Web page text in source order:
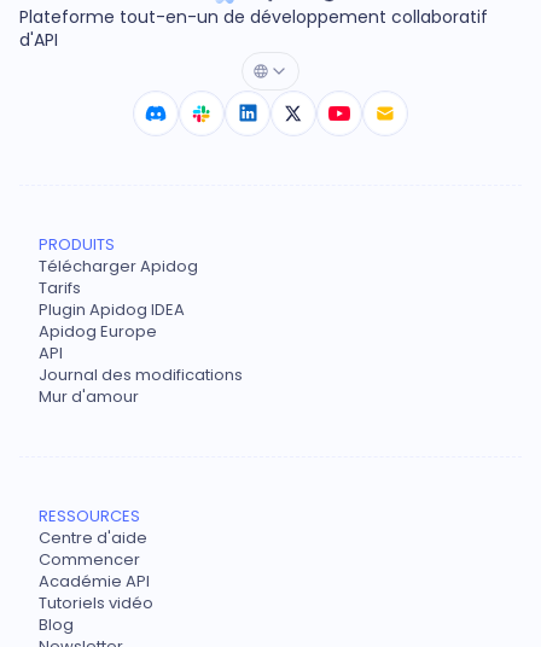
Plateforme tout-en-un de développement collaboratif
d'API
PRODUITS
Télécharger Apidog
Tarifs
Plugin Apidog IDEA
Apidog Europe
API
Journal des modifications
Mur d'amour
RESSOURCES
Centre d'aide
Commencer
Académie API
Tutoriels vidéo
Blog